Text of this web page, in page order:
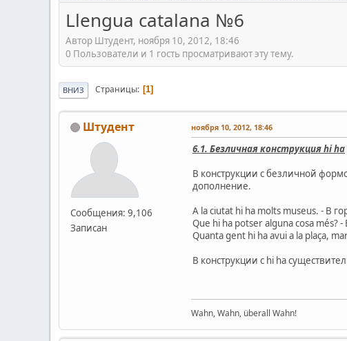
Llengua catalana №6
Автор Штудент, ноября 10, 2012, 18:46
0 Пользователи и 1 гость просматривают эту тему.
ВНИЗ Страницы 1
Штудент
Сообщения: 9,106
Записан
ноября 10, 2012, 18:46
6.1. Безличная конструкция hi ha
В конструкции с безличной
дополнение.
A la ciutat hi ha molts museus. - В
Que hi ha potser alguna cosa més?
Quanta gent hi ha avui a la plaça,
В конструкции с hi ha
Wahn, Wahn, überall Wahn!